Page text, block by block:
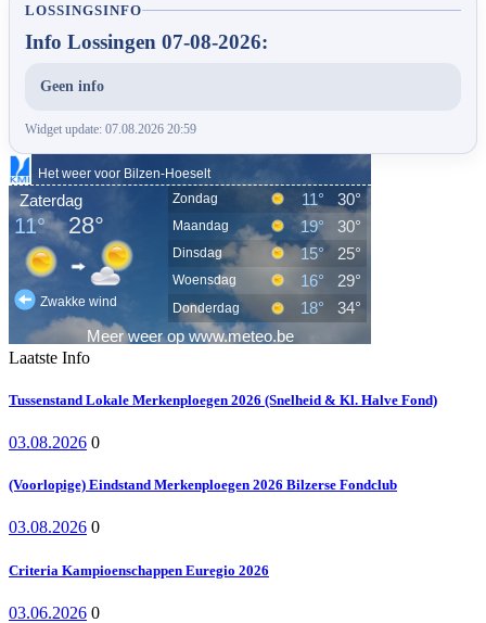
LOSSINGSINFO
Info Lossingen 07-08-2026:
Geen info
Widget update: 07.08.2026 20:59
Laatste Info
Tussenstand Lokale Merkenploegen 2026 (Snelheid & Kl. Halve Fond)
03.08.2026 0
(Voorlopige) Eindstand Merkenploegen 2026 Bilzerse Fondclub
03.08.2026 0
Criteria Kampioenschappen Euregio 2026
03.06.2026 0